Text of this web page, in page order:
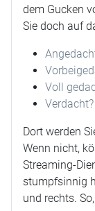
dem Gucken
Sie doch auf
Voll
Verdacht?
Dort werden
Wenn nicht,
Streaming-
stumpfsinnig
und rechts.